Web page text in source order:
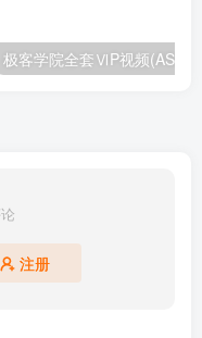
极客学院全套ⅥP视频(AS版)
注册